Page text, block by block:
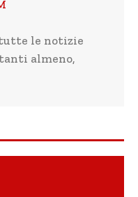
le notizie
almeno,